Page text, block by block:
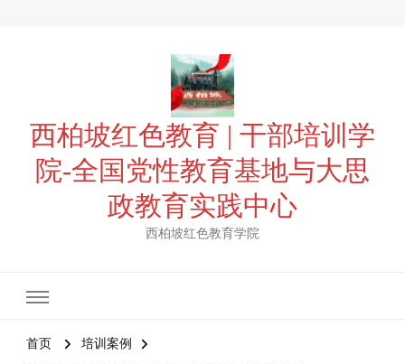
西柏坡红色教育 | 干部培训学
院-全国党性教育基地与大思
政教育实践中心
西柏坡红色教育学院
首页 培训案例